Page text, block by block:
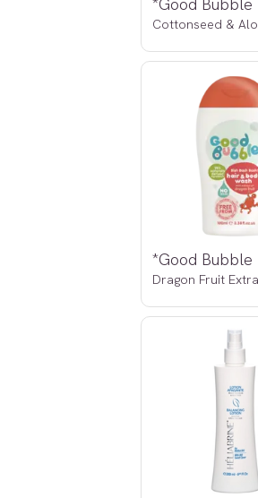
Dragon Fruit